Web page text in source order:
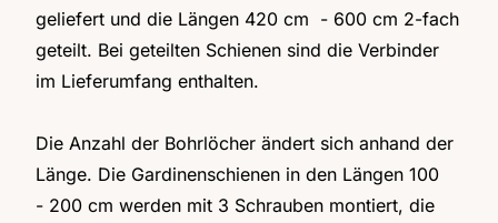
geliefert und die Längen 420 cm - 600 cm 2-fach
geteilt. Bei geteilten Schienen sind die Verbinder
im Lieferumfang enthalten.
Die Anzahl der Bohrlöcher ändert sich anhand der
Länge. Die Gardinenschienen in den Längen 100
- 200 cm werden mit 3 Schrauben montiert, die